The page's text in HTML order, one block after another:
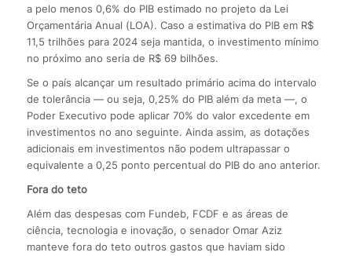
a pelo menos 0,6% do PIB estimado no projeto da Lei
Orçamentária Anual (LOA). Caso a estimativa do PIB em R$
11,5 trilhões para 2024 seja mantida, o investimento mínimo
no próximo ano seria de R$ 69 bilhões.
Se o país alcançar um resultado primário acima do intervalo
de tolerância — ou seja, 0,25% do PIB além da meta —, o
Poder Executivo pode aplicar 70% do valor excedente em
investimentos no ano seguinte. Ainda assim, as dotações
adicionais em investimentos não podem ultrapassar o
equivalente a 0,25 ponto percentual do PIB do ano anterior.
Fora do teto
Além das despesas com Fundeb, FCDF e as áreas de
ciência, tecnologia e inovação, o senador Omar Aziz
manteve fora do teto outros gastos que haviam sido